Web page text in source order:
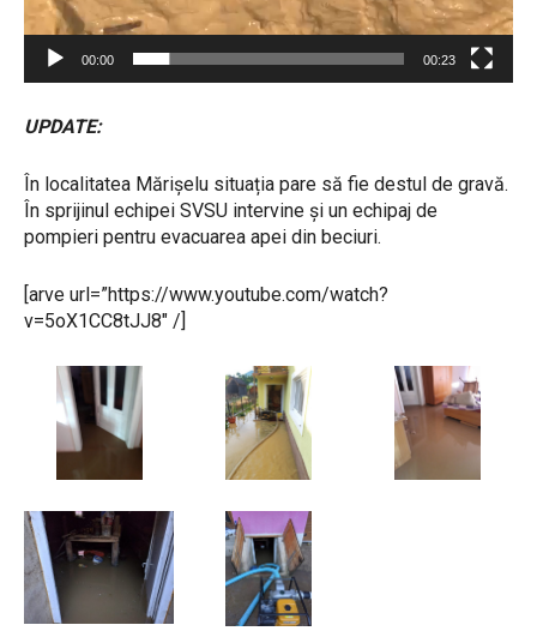
00:00 00:23
UPDATE:
În localitatea Mărișelu situația pare să fie destul de gravă.
În sprijinul echipei SVSU intervine și un echipaj de
pompieri pentru evacuarea apei din beciuri.
[arve url=”https://www.youtube.com/watch?
v=5oX1CC8tJJ8″ /]